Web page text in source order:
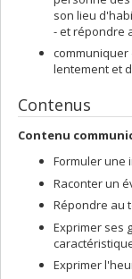
son lieu
- et répondre
lentement et
Contenus
Contenu
Formuler une
Raconter un
Répondre au
Exprimer ses
Exprimer